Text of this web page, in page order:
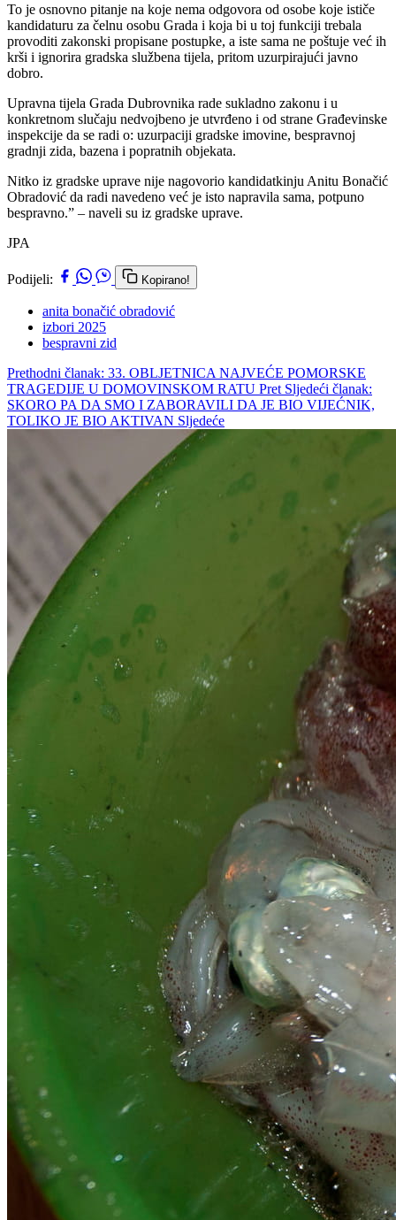
To je osnovno pitanje na koje nema odgovora od osobe koje ističe
kandidaturu za čelnu osobu Grada i koja bi u toj funkciji trebala
provoditi zakonski propisane postupke, a iste sama ne poštuje već ih
krši i ignorira gradska službena tijela, pritom uzurpirajući javno
dobro.
Upravna tijela Grada Dubrovnika rade sukladno zakonu i u
konkretnom slučaju nedvojbeno je utvrđeno i od strane Građevinske
inspekcije da se radi o: uzurpaciji gradske imovine, bespravnoj
gradnji zida, bazena i popratnih objekata.
Nitko iz gradske uprave nije nagovorio kandidatkinju Anitu Bonačić
Obradović da radi navedeno već je isto napravila sama, potpuno
bespravno.” – naveli su iz gradske uprave.
JPA
Podijeli: Kopirano!
anita bonačić obradović
izbori 2025
bespravni zid
Prethodni članak: 33. OBLJETNICA NAJVEĆE POMORSKE
TRAGEDIJE U DOMOVINSKOM RATU Pret Sljedeći članak:
SKORO PA DA SMO I ZABORAVILI DA JE BIO VIJEĆNIK,
TOLIKO JE BIO AKTIVAN Sljedeće